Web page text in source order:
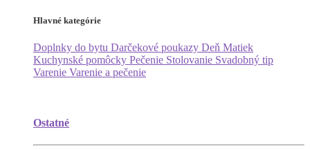
Hlavné kategórie
Doplnky do bytu Darčekové poukazy Deň Matiek
Kuchynské pomôcky Pečenie Stolovanie Svadobný tip
Varenie Varenie a pečenie
Ostatné